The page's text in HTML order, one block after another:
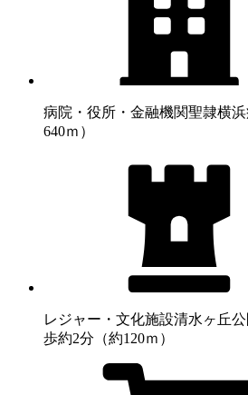
病院・役所・金融機関聖隷横
640ｍ）
レジャー・文化施設清水ヶ丘
歩約2分（約120ｍ）